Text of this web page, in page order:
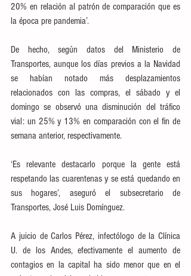
20% en relación al patrón de comparación que es
la época pre pandemia’.
De hecho, según datos del Ministerio de
Transportes, aunque los días previos a la Navidad
se habían notado más desplazamientos
relacionados con las compras, el sábado y el
domingo se observó una disminución del tráfico
vial: un 25% y 13% en comparación con el fin de
semana anterior, respectivamente.
‘Es relevante destacarlo porque la gente está
respetando las cuarentenas y se está quedando en
sus hogares’, aseguró el subsecretario de
Transportes, José Luis Domínguez.
A juicio de Carlos Pérez, infectólogo de la Clínica
U. de los Andes, efectivamente el aumento de
contagios en la capital ha sido menor que en el